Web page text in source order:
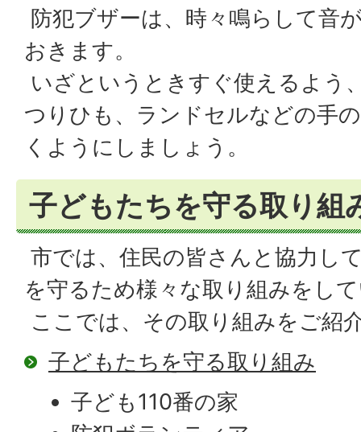
防犯ブザーは、時々鳴らして音
おきます。
いざというときすぐ使えるよう
つりひも、ランドセルなどの手
くようにしましょう。
子どもたちを守る取り組
市では、住民の皆さんと協力し
を守るため様々な取り組みをし
ここでは、その取り組みをご紹
子どもたちを守る取り組み
子ども110番の家